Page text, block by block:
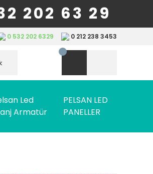
202 63 29
0 532 202 6329 0 212 238 3453
Led
Armatür
PELSAN LED
PANELLER